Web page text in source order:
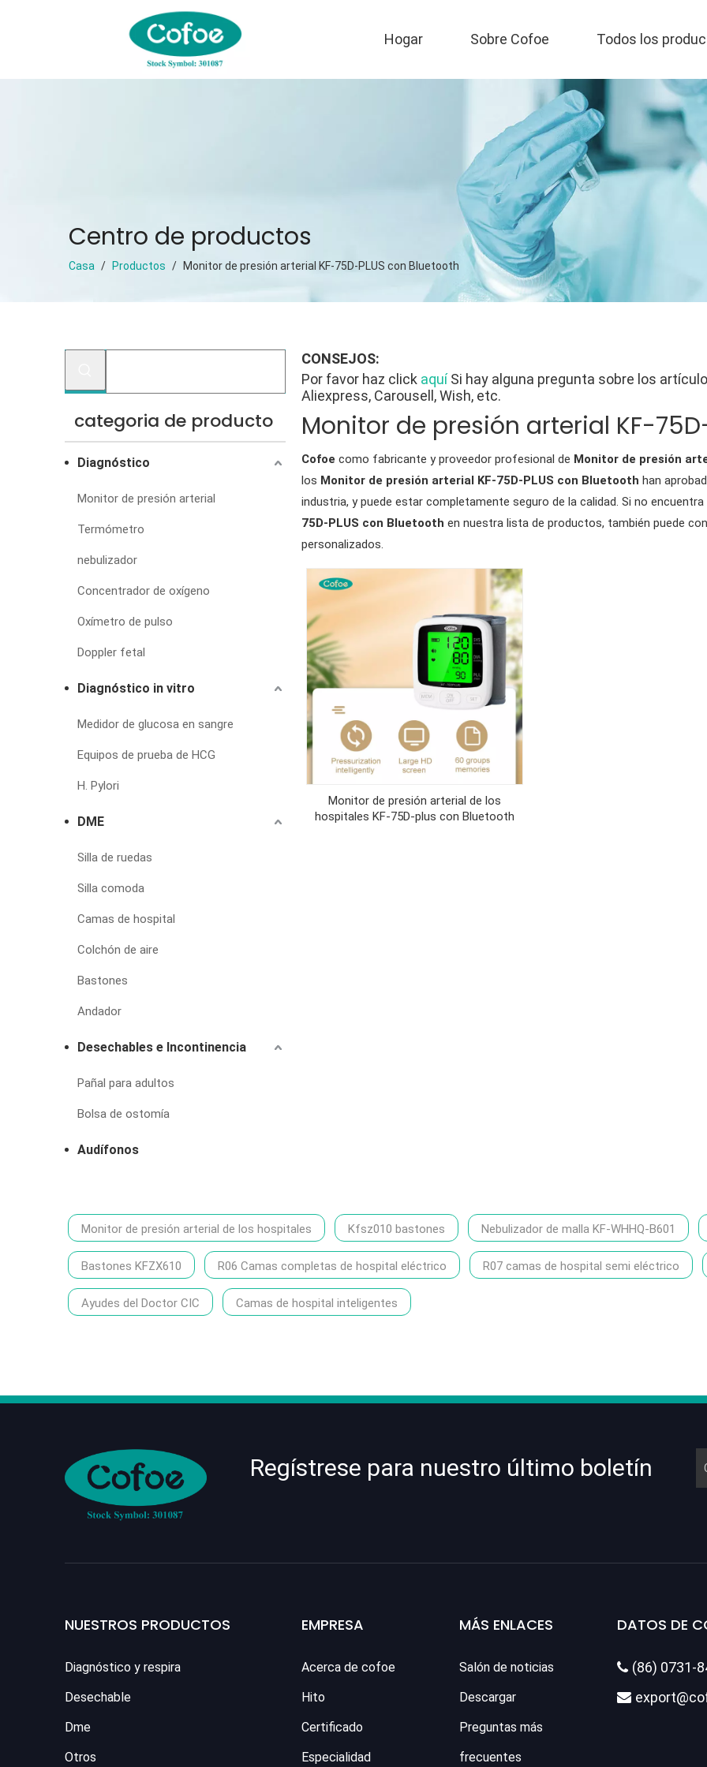
Hogar Sobre Cofoe Todos los
Centro de productos
Casa / Productos / Monitor de presión arterial KF-75D-PLUS con Bluetooth
categoria de producto
Diagnóstico
Monitor de presión arterial
Termómetro
nebulizador
Concentrador de oxígeno
Oxímetro de pulso
Doppler fetal
Diagnóstico in vitro
Medidor de glucosa en sangre
Equipos de prueba de HCG
H. Pylori
DME
Silla de ruedas
Silla comoda
Camas de hospital
Colchón de aire
Bastones
Andador
Desechables e Incontinencia
Pañal para adultos
Bolsa de ostomía
Audífonos
CONSEJOS:
Por favor haz click aquí Si hay alguna pregunta sobre los
Aliexpress, Carousell, Wish, etc.
Monitor de presión arterial KF-
Cofoe como fabricante y proveedor profesional de Monitor de presión
los Monitor de presión arterial KF-75D-PLUS con Bluetooth han
industria, y puede estar completamente seguro de la calidad. Si no
75D-PLUS con Bluetooth en nuestra lista de productos, también puede
personalizados.
Monitor de presión arterial de los
hospitales KF-75D-plus con Bluetooth
Monitor de presión arterial de los hospitales Kfsz010 bastones Nebulizador de malla KF-WHHQ-B601
Bastones KFZX610 R06 Camas completas de hospital eléctrico R07 camas de hospital semi eléctrico
Ayudes del Doctor CIC Camas de hospital inteligentes
Regístrese para nuestro último boletín
NUESTROS PRODUCTOS
Diagnóstico y respira
Desechable
Dme
Otros
EMPRESA
Acerca de cofoe
Hito
Certificado
Especialidad
MÁS ENLACES
Salón de noticias
Descargar
Preguntas más
frecuentes
DATOS DE
 (86) 0731-
